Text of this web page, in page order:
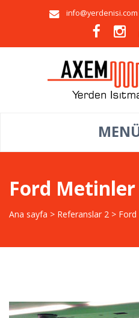
info@yerdenisi.com
Ford Metinler
Ana sayfa > Referanslar 2 >